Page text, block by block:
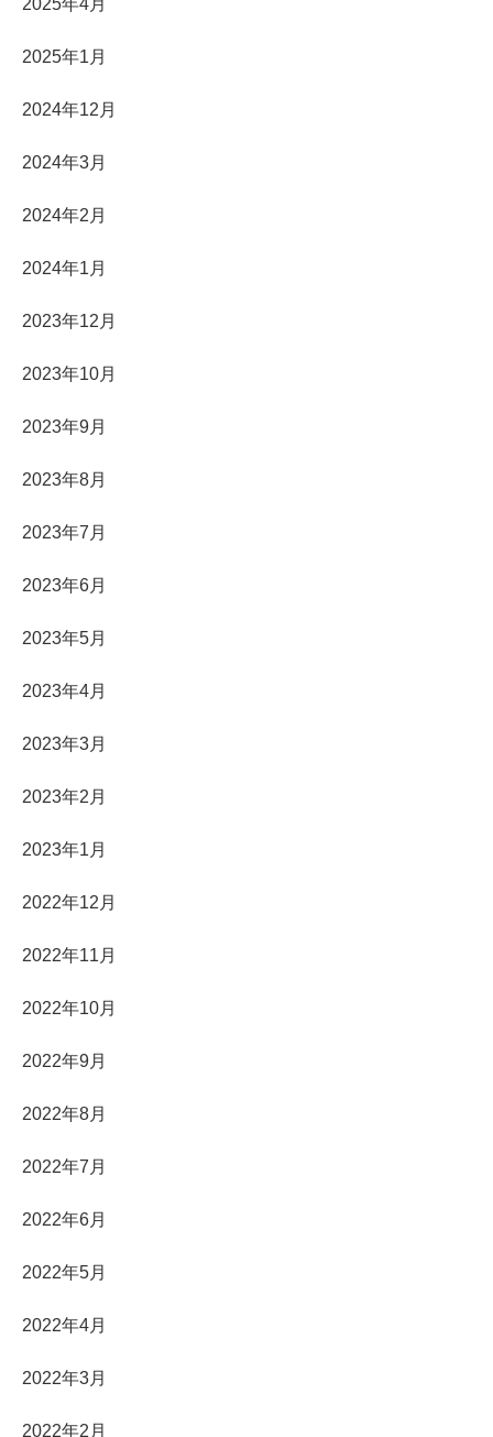
2025年4月
2025年1月
2024年12月
2024年3月
2024年2月
2024年1月
2023年12月
2023年10月
2023年9月
2023年8月
2023年7月
2023年6月
2023年5月
2023年4月
2023年3月
2023年2月
2023年1月
2022年12月
2022年11月
2022年10月
2022年9月
2022年8月
2022年7月
2022年6月
2022年5月
2022年4月
2022年3月
2022年2月